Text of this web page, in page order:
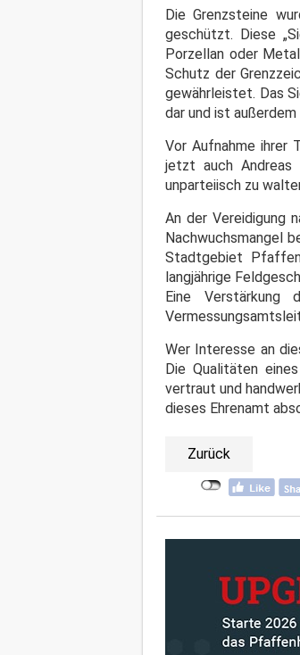
Die Grenzsteine
geschützt. Diese
Porzellan oder
Schutz der
gewährleistet. Das
dar und ist
Vor Aufnahme ihrer
jetzt auch Andreas
unparteiisch zu
An der Vereidigung
Nachwuchsmangel
Stadtgebiet
langjährige
Eine Verstärkung
Wer Interesse an
Die Qualitäten
vertraut und
dieses Ehrenamt
Zurück